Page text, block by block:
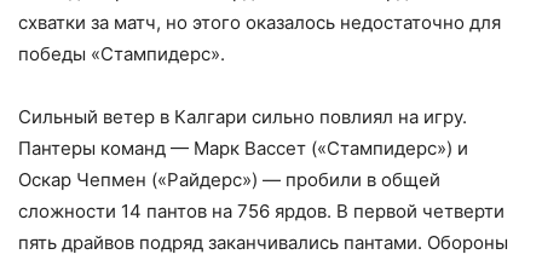
схватки за матч, но этого оказалось недостаточно для
победы «Стампидерс».
Сильный ветер в Калгари сильно повлиял на игру.
Пантеры команд — Марк Вассет («Стампидерс») и
Оскар Чепмен («Райдерс») — пробили в общей
сложности 14 пантов на 756 ярдов. В первой четверти
пять драйвов подряд заканчивались пантами. Обороны